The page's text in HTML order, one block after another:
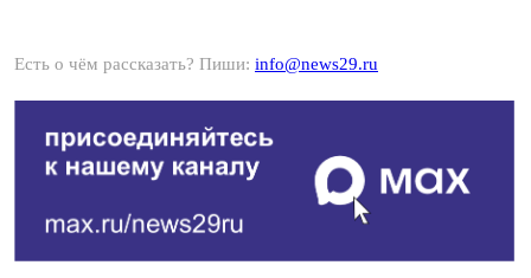
Есть о чём рассказать? Пиши: info@news29.ru